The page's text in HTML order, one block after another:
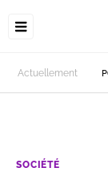
Actuellement
SOCIÉTÉ